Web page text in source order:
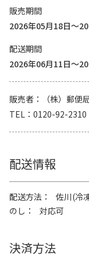
販売期間
2026年05月18日～
配送期間
2026年06月11日～
販売者
（株）郵便
TEL
0120-92-2310
配送情報
配送方法
佐川(冷
のし
対応可
決済方法